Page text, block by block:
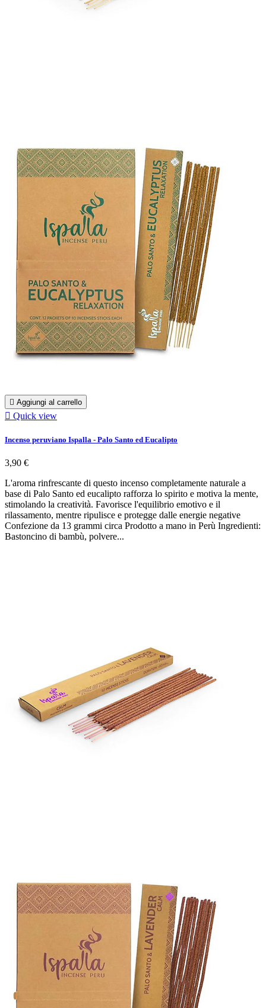
 Aggiungi al carrello
 Quick view
Incenso peruviano Ispalla - Palo Santo ed Eucalipto
3,90 €
L'aroma rinfrescante di questo incenso completamente naturale a
base di Palo Santo ed eucalipto rafforza lo spirito e motiva la mente,
stimolando la creatività. Favorisce l'equilibrio emotivo e il
rilassamento, mentre ripulisce e protegge dalle energie negative
Confezione da 13 grammi circa Prodotto a mano in Perù Ingredienti:
Bastoncino di bambù, polvere...